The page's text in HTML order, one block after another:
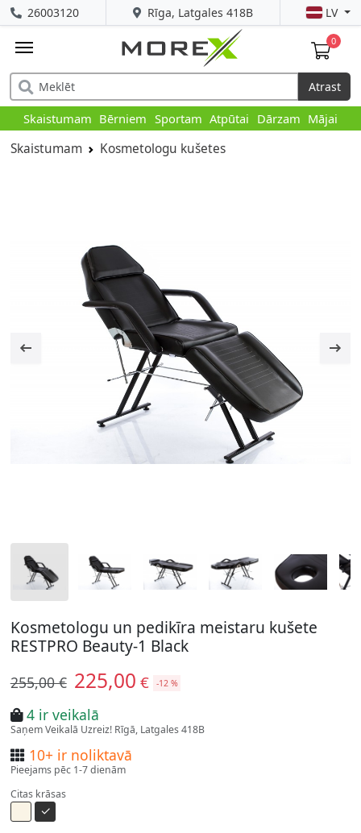
Rīga, Latgales 418B
26003120 LV
0
Atrast
Skaistumam Bērniem Sportam Atpūtai Dārzam Mājai
Skaistumam Kosmetologu kušetes
Kosmetologu un pedikīra meistaru kušete
RESTPRO Beauty-1 Black
255,00 € 225,00 € -12 %
4 ir veikalā
Saņem Veikalā Uzreiz! Rīgā, Latgales 418B
10+ ir noliktavā
Pieejams pēc 1-7 dienām
Citas krāsas